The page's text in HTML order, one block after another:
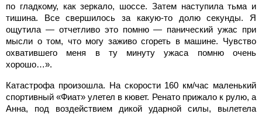
по гладкому, как зеркало, шоссе. Затем наступила тьма и
тишина. Все свершилось за какую-то долю секунды. Я
ощутила — отчетливо это помню — панический ужас при
мысли о том, что могу заживо сгореть в машине. Чувство
охватившего меня в ту минуту ужаса помню очень
хорошо…».
Катастрофа произошла. На скорости 160 км/час маленький
спортивный «Фиат» улетел в кювет. Ренато прижало к рулю, а
Анна, под воздействием дикой ударной силы, вылетела